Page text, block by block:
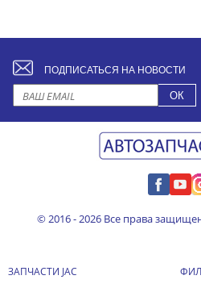
ПОДПИСАТЬСЯ НА НОВОСТИ
© 2016 - 2026 Все права
ЗАПЧАСТИ JAC